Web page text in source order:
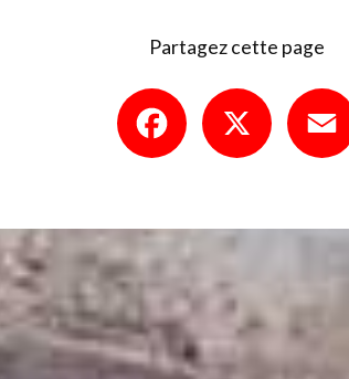
Partagez cette page
Facebook